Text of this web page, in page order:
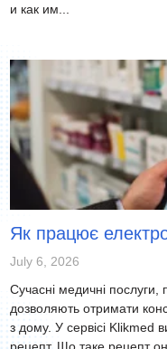
и как им...
Як працює
July 6, 2026
Сучасні медичні послуги,
дозволяють отримати
з дому. У сервісі Klikmed